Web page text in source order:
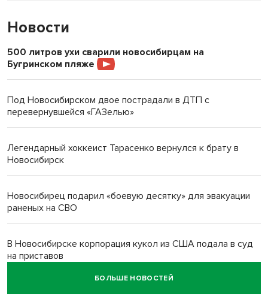
Новости
500 литров ухи сварили новосибирцам на
Бугринском пляже
Под Новосибирском двое пострадали в ДТП с
перевернувшейся «ГАЗелью»
Легендарный хоккеист Тарасенко вернулся к брату в
Новосибирск
Новосибирец подарил «боевую десятку» для эвакуации
раненых на СВО
В Новосибирске корпорация кукол из США подала в суд
на приставов
В Новосибирске минздрав объявил бесплатную
БОЛЬШЕ НОВОСТЕЙ